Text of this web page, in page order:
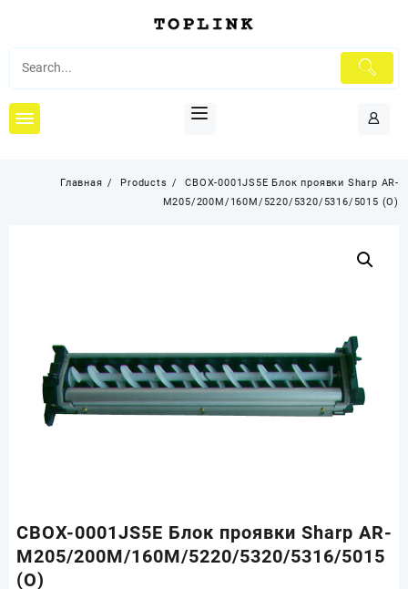
содержимому
Главная Products
CBOX-0001JS5E Блок проявки Sharp AR-
M205/200M/160M/5220/5320/5316/5015 (O)
CBOX-0001JS5E Блок проявки Sharp AR-
M205/200M/160M/5220/5320/5316/5015
(O)